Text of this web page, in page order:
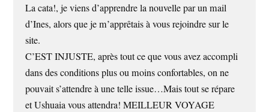
La cata!, je viens d’apprendre la nouvelle par un mail
d’Ines, alors que je m’apprêtais à vous rejoindre sur le
site.
C’EST INJUSTE, après tout ce que vous avez accompli
dans des conditions plus ou moins confortables, on ne
pouvait s’attendre à une telle issue…Mais tout se répare
et Ushuaia vous attendra! MEILLEUR VOYAGE